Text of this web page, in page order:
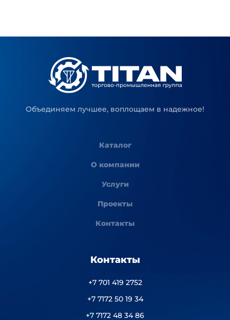
Объединяем лучшее, воплощаем в надежное!
Каталог
О компании
Услуги
Проекты
Контакты
Контакты
+7 701 419 2752
+7 7172 50 19 34
+7 7172 48 34 86